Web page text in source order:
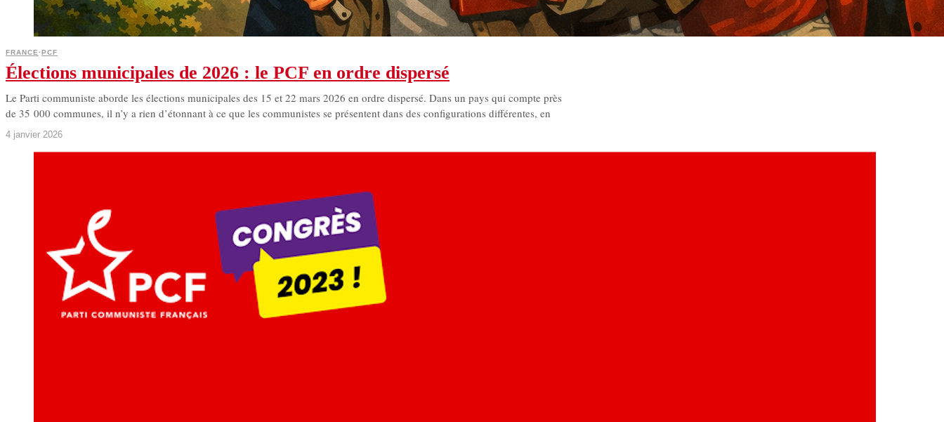
FRANCE·PCF
Élections municipales de 2026 : le PCF en ordre dispersé
Le Parti communiste aborde les élections municipales des 15 et 22 mars 2026 en ordre dispersé. Dans un pays qui compte près
de 35 000 communes, il n’y a rien d’étonnant à ce que les communistes se présentent dans des configurations différentes, en
4 janvier 2026